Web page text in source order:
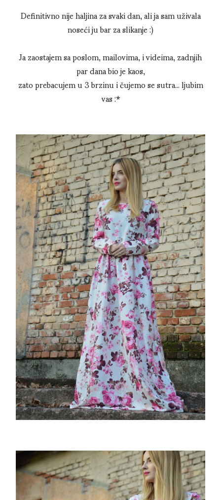
Definitivno nije haljina za svaki dan, ali ja sam uživala
noseći ju bar za slikanje :)
Ja zaostajem sa poslom, mailovima, i videima, zadnjih
par dana bio je kaos,
zato prebacujem u 3 brzinu i čujemo se sutra... ljubim
vas :*